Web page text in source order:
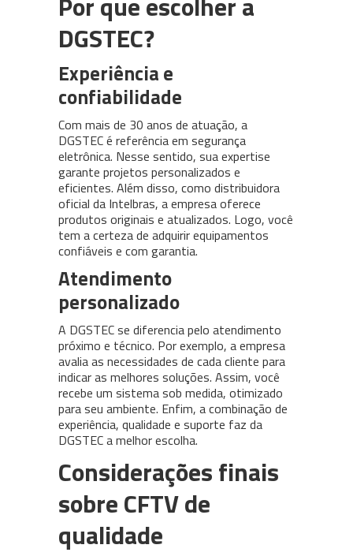
DGSTEC?
Experiência e
confiabilidade
Com mais de 30 anos de atuação, a
DGSTEC é referência em segurança
eletrônica. Nesse sentido, sua expertise
garante projetos personalizados e
eficientes. Além disso, como distribuidora
oficial da Intelbras, a empresa oferece
produtos originais e atualizados. Logo, você
tem a certeza de adquirir equipamentos
confiáveis e com garantia.
Atendimento
personalizado
A DGSTEC se diferencia pelo atendimento
próximo e técnico. Por exemplo, a empresa
avalia as necessidades de cada cliente para
indicar as melhores soluções. Assim, você
recebe um sistema sob medida, otimizado
para seu ambiente. Enfim, a combinação de
experiência, qualidade e suporte faz da
DGSTEC a melhor escolha.
Considerações finais
sobre CFTV de
qualidade